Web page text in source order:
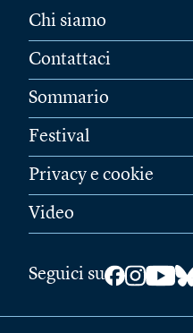
Chi siamo
Contattaci
Sommario
Festival
Privacy e cookie
Video
Seguici su